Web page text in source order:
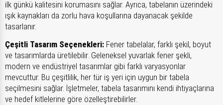
ilk günkü kalitesini korumasını sağlar. Ayrıca, tabelanın üzerindeki
ışık kaynakları da zorlu hava koşullarına dayanacak şekilde
tasarlanır.
Çeşitli Tasarım Seçenekleri: Fener tabelalar, farklı şekil, boyut
ve tasarımlarda üretilebilir. Geleneksel yuvarlak fener şekli,
modern ve endüstriyel tasarımlar gibi farklı varyasyonlar
mevcuttur. Bu çeşitlilik, her tür iş yeri için uygun bir tabela
seçilmesini sağlar. İşletmeler, tabela tasarımını kendi ihtiyaçlarına
ve hedef kitlelerine göre özelleştirebilirler.